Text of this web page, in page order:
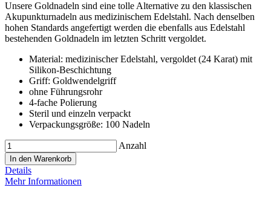
Unsere Goldnadeln sind eine tolle Alternative zu den klassischen
Akupunkturnadeln aus medizinischem Edelstahl. Nach denselben
hohen Standards angefertigt werden die ebenfalls aus Edelstahl
bestehenden Goldnadeln im letzten Schritt vergoldet.
Material: medizinischer Edelstahl, vergoldet (24 Karat) mit
Silikon-Beschichtung
Griff: Goldwendelgriff
ohne Führungsrohr
4-fache Polierung
Steril und einzeln verpackt
Verpackungsgröße: 100 Nadeln
Anzahl
In den Warenkorb
Details
Mehr Informationen